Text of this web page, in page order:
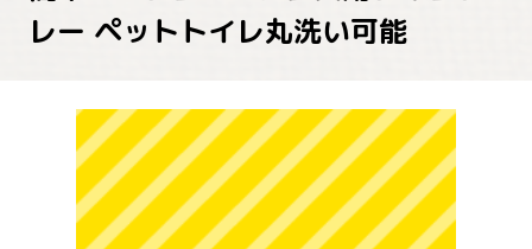
レー ペットトイレ丸洗い可能